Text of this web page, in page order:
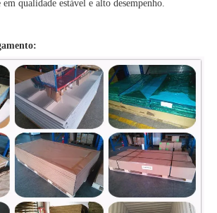
qualidade estável e alto desempenho.